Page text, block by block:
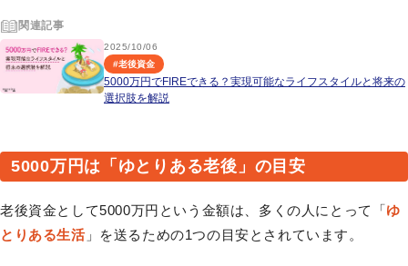
関連記事
2025/10/06
#老後資金
5000万円でFIREできる？実現可能なライフスタイルと将来の
選択肢を解説
5000万円は「ゆとりある老後」の目安
老後資金として5000万円という金額は、多くの人にとって「ゆ
とりある生活」を送るための1つの目安とされています。